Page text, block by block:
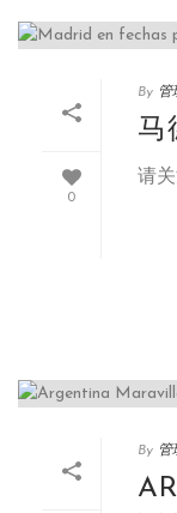
0
By 管
马
请
By 管